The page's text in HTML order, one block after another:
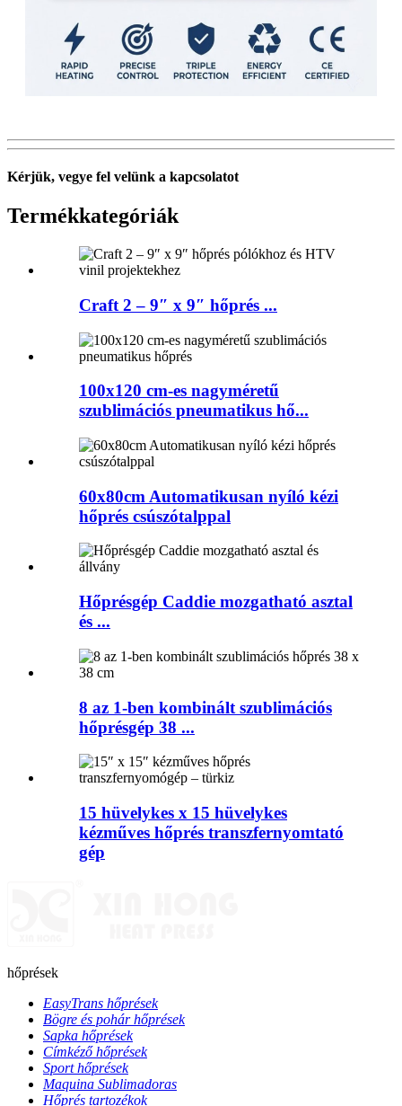
Kérjük, vegye fel velünk a kapcsolatot
Termékkategóriák
Craft 2 – 9″ x 9″ hőprés ...
100x120 cm-es nagyméretű
szublimációs pneumatikus hő...
60x80cm Automatikusan nyíló kézi
hőprés csúszótalppal
Hőprésgép Caddie mozgatható asztal
és ...
8 az 1-ben kombinált szublimációs
hőprésgép 38 ...
15 hüvelykes x 15 hüvelykes
kézműves hőprés transzfernyomtató
gép
hőprések
EasyTrans hőprések
Bögre és pohár hőprések
Sapka hőprések
Címkéző hőprések
Sport hőprések
Maquina Sublimadoras
Hőprés tartozékok